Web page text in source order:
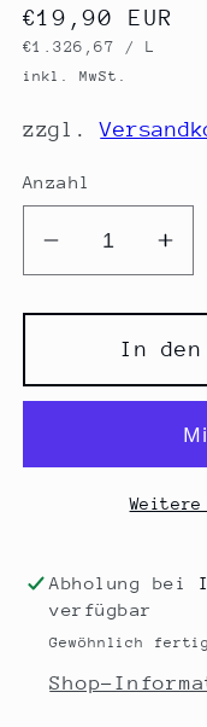
Normaler
Preis
€19,90 EUR
GRUNDPREIS
€1.326,67 / PRO
L
inkl. MwSt.
zzgl.
Anzahl
Verringere
die
Menge
DoTerra
Wild
15
die
für
15
ml
In den
Abholung bei
verfügbar
Gewöhnlich
Shop-